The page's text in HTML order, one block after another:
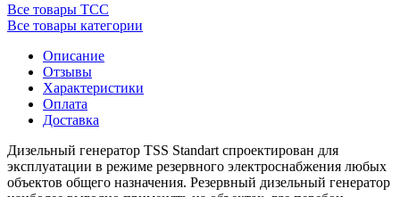
Все товары ТСС
Все товары категории
Описание
Отзывы
Характеристики
Оплата
Доставка
Дизельный генератор TSS Standart спроектирован для
эксплуатации в режиме резервного электроснабжения любых
объектов общего назначения. Резервный дизельный генератор